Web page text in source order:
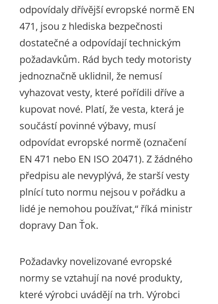
odpovídaly dřívější evropské normě EN
471, jsou z hlediska bezpečnosti
dostatečné a odpovídají technickým
požadavkům. Rád bych tedy motoristy
jednoznačně uklidnil, že nemusí
vyhazovat vesty, které pořídili dříve a
kupovat nové. Platí, že vesta, která je
součástí povinné výbavy, musí
odpovídat evropské normě (označení
EN 471 nebo EN ISO 20471). Z žádného
předpisu ale nevyplývá, že starší vesty
plnící tuto normu nejsou v pořádku a
lidé je nemohou používat,“ říká ministr
dopravy Dan Ťok.
Požadavky novelizované evropské
normy se vztahují na nové produkty,
které výrobci uvádějí na trh. Výrobci